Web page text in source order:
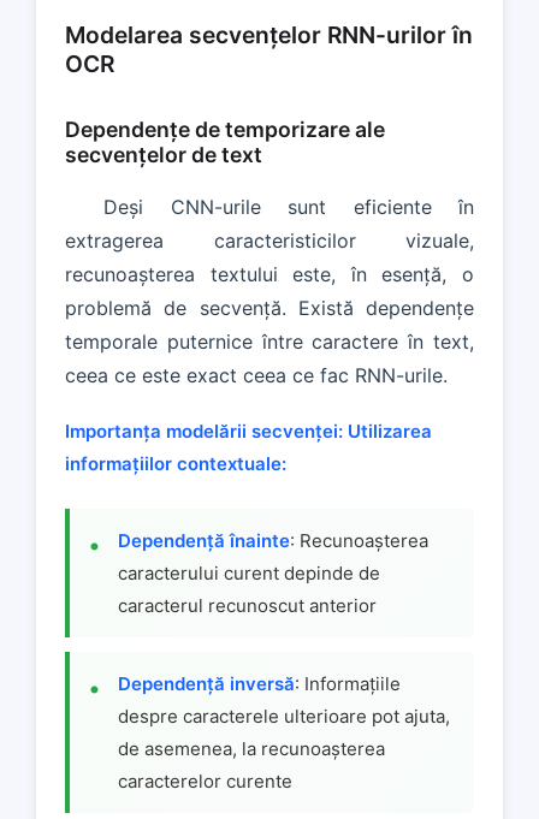
Modelarea secvențelor RNN-urilor în
OCR
Dependențe de temporizare ale
secvențelor de text
Deși CNN-urile sunt eficiente în
extragerea caracteristicilor vizuale,
recunoașterea textului este, în esență, o
problemă de secvență. Există dependențe
temporale puternice între caractere în text,
ceea ce este exact ceea ce fac RNN-urile.
Importanța modelării secvenței: Utilizarea
informațiilor contextuale:
Dependență înainte: Recunoașterea
caracterului curent depinde de
caracterul recunoscut anterior
Dependență inversă: Informațiile
despre caracterele ulterioare pot ajuta,
de asemenea, la recunoașterea
caracterelor curente